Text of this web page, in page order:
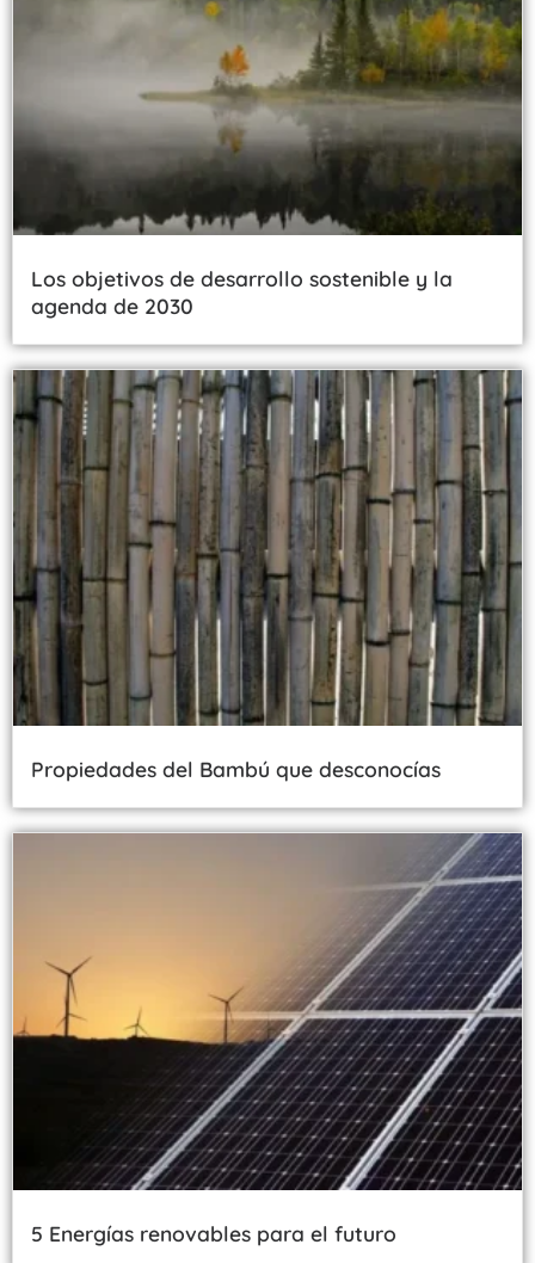
Los objetivos de desarrollo sostenible y la
agenda de 2030
Propiedades del Bambú que desconocías
5 Energías renovables para el futuro